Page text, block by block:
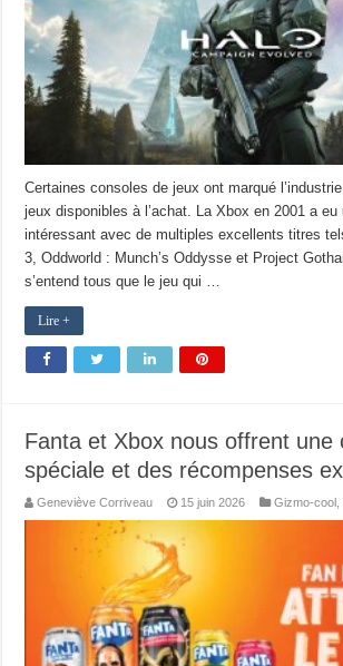
Certaines consoles de jeux ont marqué
jeux disponibles à l’achat. La Xbox en 2001 a
intéressant avec de multiples excellents titres
3, Oddworld : Munch’s Oddysse et Project
s’entend tous que le jeu qui …
Lire +
Fanta et Xbox nous offrent une
spéciale et des récompenses
Geneviève Corriveau 15 juin 2026 Gizmo-cool